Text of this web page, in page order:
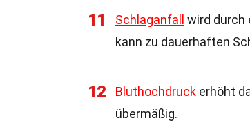
11 Schlaganfall
wird durch
kann zu dauerhaften
12 Bluthochdruck erhöht
übermäßig.